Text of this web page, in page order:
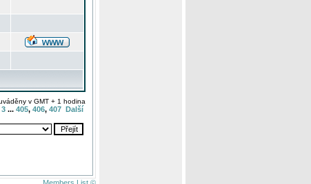
v GMT + 1 hodina
3 ... 405, 406, 407 Další